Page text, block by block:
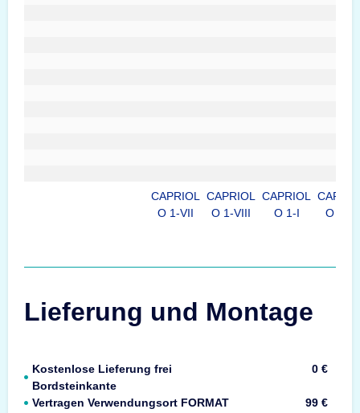
CAPRIOL
O 1-VII
CAPRIOL
O 1-VIII
CAPRIOL
O 1-I
O 1-VI
Lieferung und Montage
Kostenlose Lieferung frei
Bordsteinkante
0 €
Vertragen Verwendungsort FORMAT
99 €